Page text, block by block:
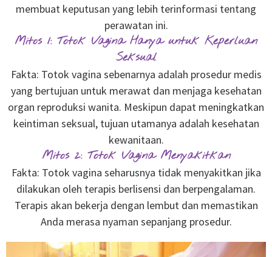
membuat keputusan yang lebih terinformasi tentang
perawatan ini.
Mitos 1: Totok Vagina Hanya untuk Keperluan
Seksual
Fakta: Totok vagina sebenarnya adalah prosedur medis
yang bertujuan untuk merawat dan menjaga kesehatan
organ reproduksi wanita. Meskipun dapat meningkatkan
keintiman seksual, tujuan utamanya adalah kesehatan
kewanitaan.
Mitos 2: Totok Vagina Menyakitkan
Fakta: Totok vagina seharusnya tidak menyakitkan jika
dilakukan oleh terapis berlisensi dan berpengalaman.
Terapis akan bekerja dengan lembut dan memastikan
Anda merasa nyaman sepanjang prosedur.